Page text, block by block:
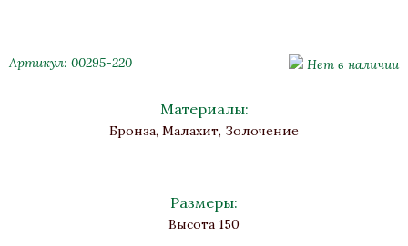
Артикул: 00295-220 Нет в наличии
Материалы:
Бронза, Малахит, Золочение
Размеры:
Высота 150